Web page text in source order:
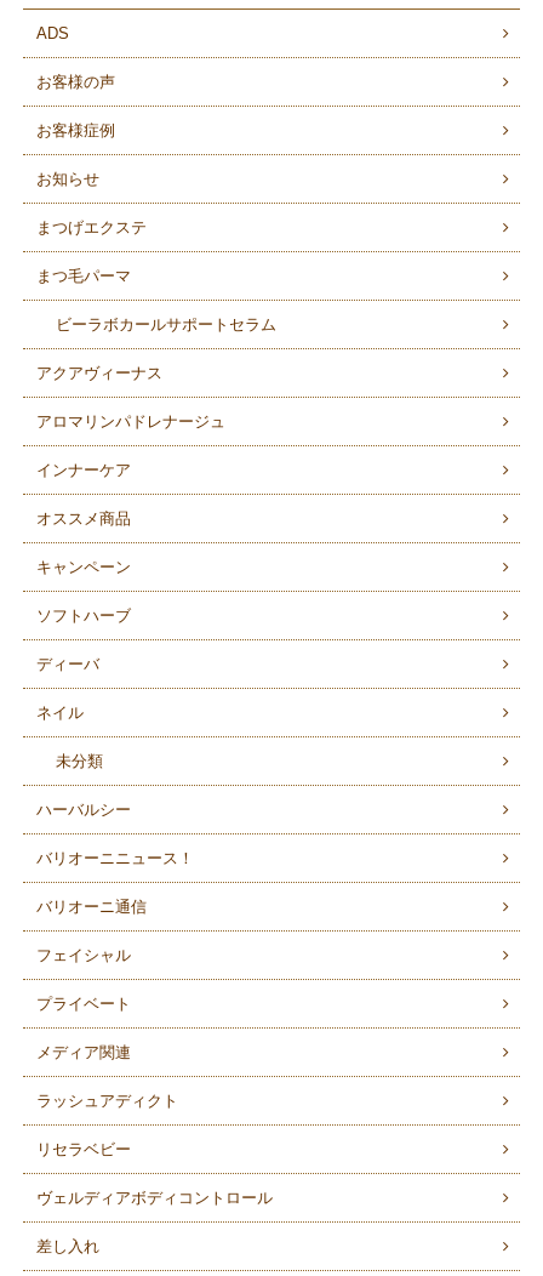
ADS
お客様の声
お客様症例
お知らせ
まつげエクステ
まつ毛パーマ
ビーラボカールサポートセラム
アクアヴィーナス
アロマリンパドレナージュ
インナーケア
オススメ商品
キャンペーン
ソフトハーブ
ディーバ
ネイル
未分類
ハーバルシー
バリオーニニュース！
バリオーニ通信
フェイシャル
プライベート
メディア関連
ラッシュアディクト
リセラベビー
ヴェルディアボディコントロール
差し入れ